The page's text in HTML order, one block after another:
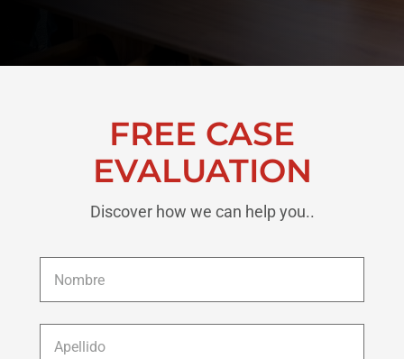
FREE CASE
EVALUATION
Discover how we can help you..
Nombre *
Apellido *